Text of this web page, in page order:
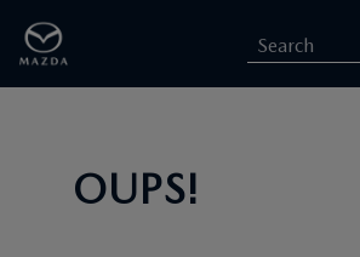
Search
OUPS!